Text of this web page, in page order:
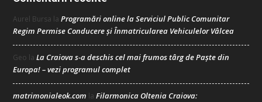
Aurel Bursa la Programări online la Serviciul Public Comunitar
Regim Permise Conducere şi Înmatricularea Vehiculelor Vâlcea
Geo la La Craiova s-a deschis cel mai frumos târg de Paște din
Europa! – vezi programul complet
matrimonialeok.com la Filarmonica Oltenia Craiova: